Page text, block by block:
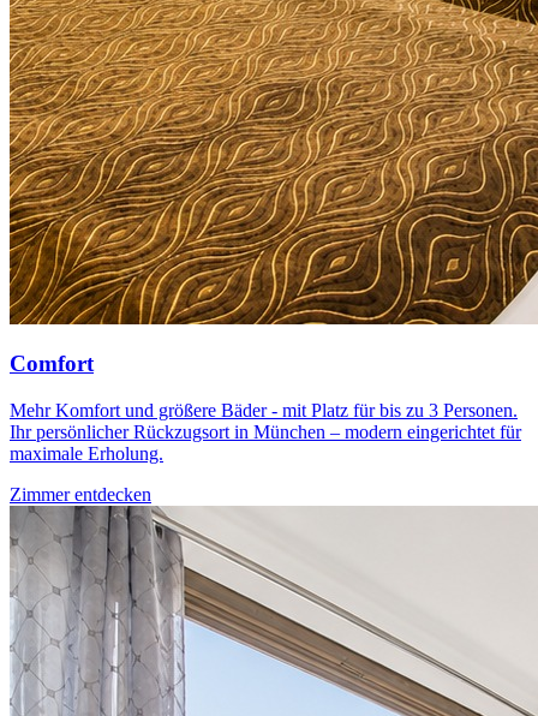
Comfort
Mehr Komfort und größere Bäder - mit Platz für bis zu 3 Personen.
Ihr persönlicher Rückzugsort in München – modern eingerichtet für
maximale Erholung.
Zimmer entdecken